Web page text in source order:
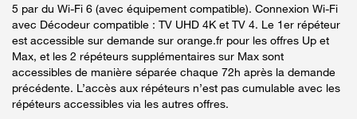
5 par du Wi-Fi 6 (avec équipement compatible). Connexion Wi-Fi
avec Décodeur compatible : TV UHD 4K et TV 4. Le 1er répéteur
est accessible sur demande sur orange.fr pour les offres Up et
Max, et les 2 répéteurs supplémentaires sur Max sont
accessibles de manière séparée chaque 72h après la demande
précédente. L’accès aux répéteurs n’est pas cumulable avec les
répéteurs accessibles via les autres offres.